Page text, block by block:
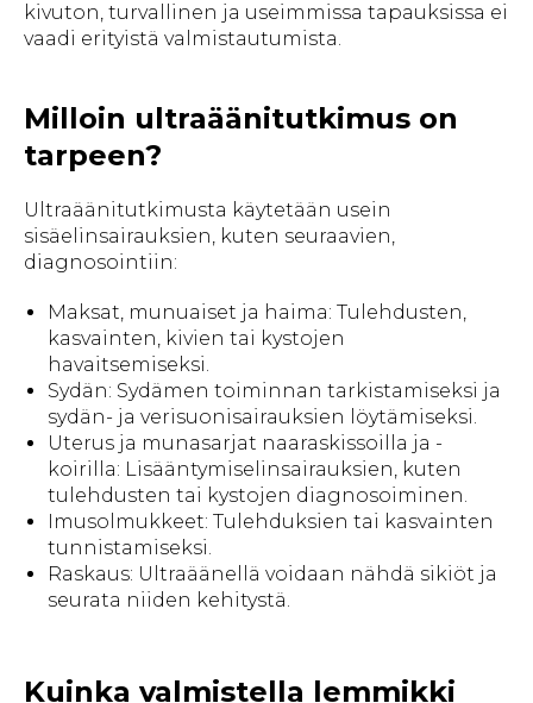
kivuton, turvallinen ja useimmissa tapauksissa ei
vaadi erityistä valmistautumista.
Milloin ultraäänitutkimus on
tarpeen?
Ultraäänitutkimusta käytetään usein
sisäelinsairauksien, kuten seuraavien,
diagnosointiin:
Maksat, munuaiset ja haima: Tulehdusten,
kasvainten, kivien tai kystojen
havaitsemiseksi.
Sydän: Sydämen toiminnan tarkistamiseksi ja
sydän- ja verisuonisairauksien löytämiseksi.
Uterus ja munasarjat naaraskissoilla ja -
koirilla: Lisääntymiselinsairauksien, kuten
tulehdusten tai kystojen diagnosoiminen.
Imusolmukkeet: Tulehduksien tai kasvainten
tunnistamiseksi.
Raskaus: Ultraäänellä voidaan nähdä sikiöt ja
seurata niiden kehitystä.
Kuinka valmistella lemmikki